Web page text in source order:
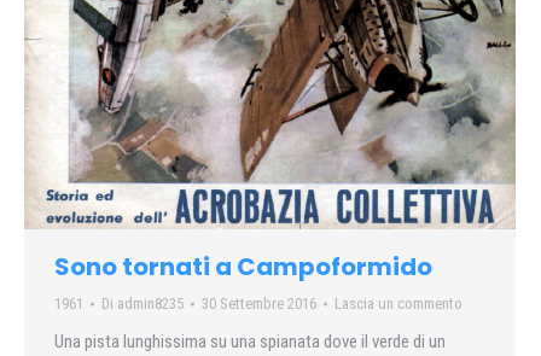
Sono tornati a Campoformido
1961 Di admin8235 30 Settembre 2016 Lascia un commento
Una pista lunghissima su una spianata dove il verde di un